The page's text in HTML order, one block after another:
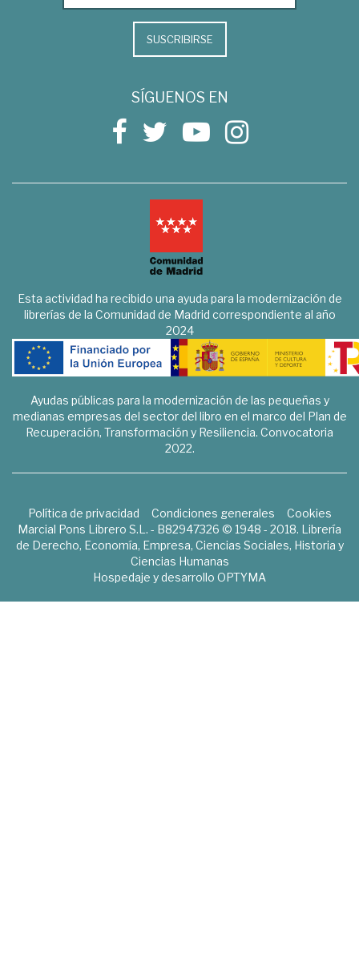
SUSCRIBIRSE
SÍGUENOS EN
Esta actividad ha recibido una ayuda para la modernización de
librerías de la Comunidad de Madrid correspondiente al año
2024
Ayudas públicas para la modernización de las pequeñas y
medianas empresas del sector del libro en el marco del Plan de
Recuperación, Transformación y Resiliencia. Convocatoria
2022.
Política de privacidad Condiciones generales
Cookies
Marcial Pons Librero S.L. - B82947326 © 1948 - 2018. Librería
de Derecho, Economía, Empresa, Ciencias Sociales, Historia y
Ciencias Humanas
Hospedaje y desarrollo OPTYMA